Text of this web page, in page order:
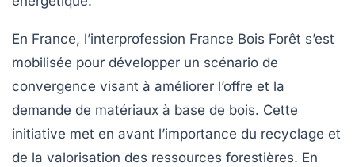
En France, l’interprofession France Bois Forêt s’est
mobilisée pour développer un scénario de
convergence visant à améliorer l’offre et la
demande de matériaux à base de bois. Cette
initiative met en avant l’importance du recyclage et
de la valorisation des ressources forestières. En